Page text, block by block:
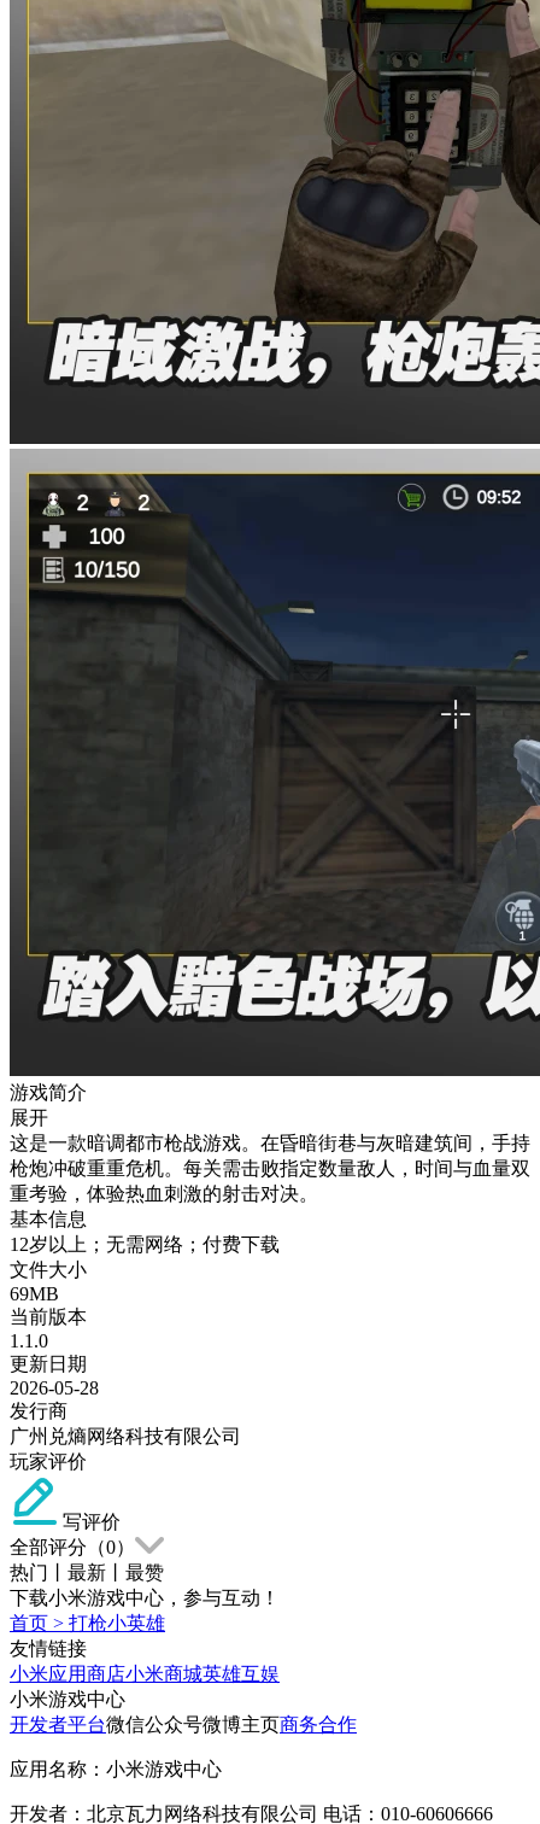
游戏简介
展开
这是一款暗调都市枪战游戏。在昏暗街巷与灰暗建筑间，手持
枪炮冲破重重危机。每关需击败指定数量敌人，时间与血量双
重考验，体验热血刺激的射击对决。
基本信息
12岁以上；无需网络；付费下载
文件大小
69MB
当前版本
1.1.0
更新日期
2026-05-28
发行商
广州兑熵网络科技有限公司
玩家评价
写评价
全部评分（0）
热门
最新
最赞
下载小米游戏中心，参与互动！
首页 > 打枪小英雄
友情链接
小米应用商店小米商城英雄互娱
小米游戏中心
开发者平台微信公众号微博主页商务合作
应用名称：小米游戏中心
开发者：北京瓦力网络科技有限公司 电话：010-60606666